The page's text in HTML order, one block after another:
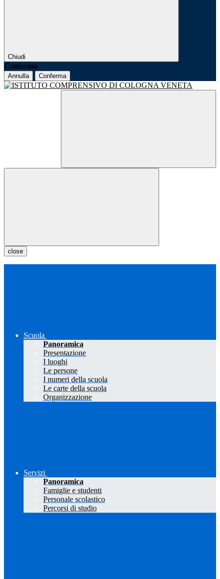
Chiudi
Conferma
Annulla Conferma
close
Scuola
Panoramica
Presentazione
I luoghi
Le persone
I numeri della scuola
Le carte della scuola
Organizzazione
Servizi
Panoramica
Famiglie e studenti
Personale scolastico
Percorsi di studio